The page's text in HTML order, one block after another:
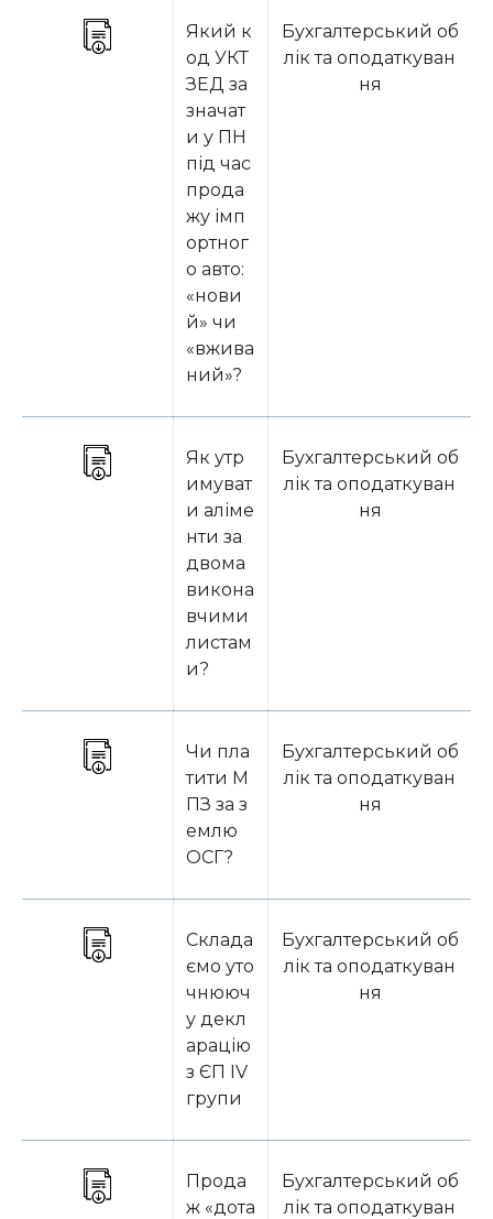
Який к
од УКТ
ЗЕД за
значат
и у ПН
під час
прода
жу імп
ортног
о авто:
«нови
й» чи
«вжива
ний»?
Бухгалтерський об
лік та оподаткуван
ня
Як утр
имуват
и аліме
нти за
двома
викона
вчими
листам
и?
Бухгалтерський об
лік та оподаткуван
ня
Чи пла
тити М
ПЗ за з
емлю
ОСГ?
Бухгалтерський об
лік та оподаткуван
ня
Склада
ємо уто
чнююч
у декл
арацію
з ЄП IV
групи
Бухгалтерський об
лік та оподаткуван
ня
Прода
ж «дота
Бухгалтерський об
лік та оподаткуван